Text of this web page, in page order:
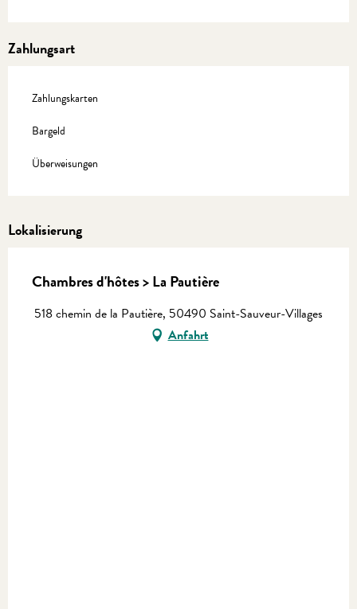
Zahlungsart
Zahlungskarten
Bargeld
Überweisungen
Lokalisierung
Chambres d'hôtes > La Pautière
518 chemin de la Pautière, 50490 Saint-Sauveur-Villages
Anfahrt